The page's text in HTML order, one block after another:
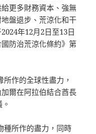
更多財務資本、強無
盤退步、荒涼化和干
年12月2日至13日
防治荒涼化條約》第
作的全球性盡力，
爾在阿拉伯結合酋長
種所作的盡力，同時